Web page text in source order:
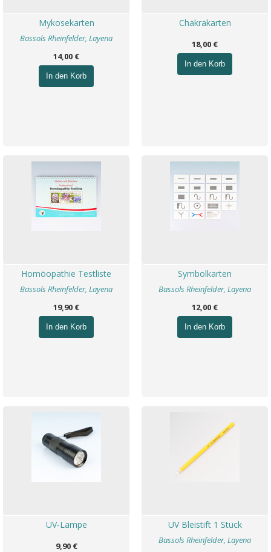
Mykosekarten
Bassols Rheinfelder, Layena
14,00 €
In den Korb
Chakrakarten
18,00 €
In den Korb
Homöopathie Testliste
Bassols Rheinfelder, Layena
19,90 €
In den Korb
Symbolkarten
Bassols Rheinfelder, Layena
12,00 €
In den Korb
UV-Lampe
9,90 €
UV Bleistift 1 Stück
Bassols Rheinfelder, Layena